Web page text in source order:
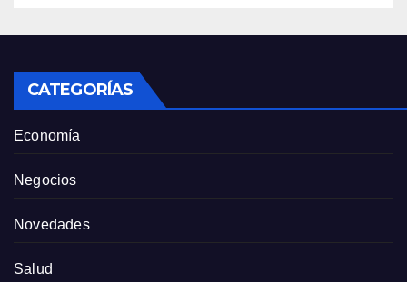
CATEGORÍAS
Economía
Negocios
Novedades
Salud